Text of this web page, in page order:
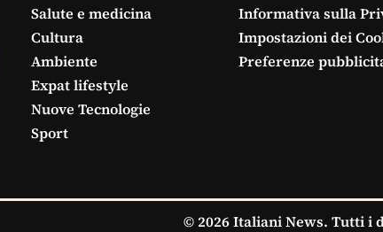
Salute e medicina
Cultura
Ambiente
Expat lifestyle
Nuove Tecnologie
Sport
Informativa sulla
Impostazioni dei
Preferenze
© 2026 Italiani News. Tutti